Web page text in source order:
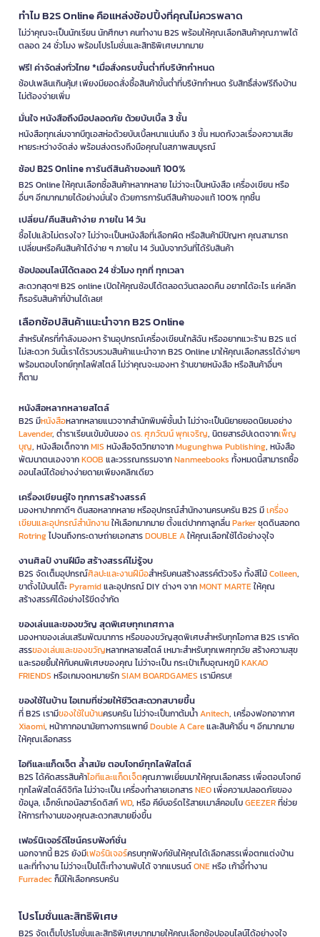
ทำไม B2S Online คือแหล่งช้อปปิ้งที่คุณไม่ควรพลาด
ไม่ว่าคุณจะเป็นนักเรียน นักศึกษา คนทำงาน B2S พร้อมให้คุณเลือกสินค้าคุณภาพได้
ตลอด 24 ชั่วโมง พร้อมโปรโมชั่นและสิทธิพิเศษมากมาย
ฟรี! ค่าจัดส่งทั่วไทย *เมื่อสั่งครบขั้นต่ำที่บริษัทกำหนด
ช้อปเพลินเกินคุ้ม! เพียงมียอดสั่งซื้อสินค้าขั้นต่ำที่บริษัทกำหนด รับสิทธิ์ส่งฟรีถึงบ้าน
ไม่ต้องจ่ายเพิ่ม
มั่นใจ หนังสือถึงมือปลอดภัย ด้วยบับเบิ้ล 3 ชั้น
หนังสือทุกเล่มจากบีทูเอสห่อด้วยบับเบิ้ลหนาแน่นถึง 3 ชั้น หมดกังวลเรื่องความเสีย
หายระหว่างจัดส่ง พร้อมส่งตรงถึงมือคุณในสภาพสมบูรณ์
ช้อป B2S Online การันตีสินค้าของแท้ 100%
B2S Online ให้คุณเลือกซื้อสินค้าหลากหลาย ไม่ว่าจะเป็นหนังสือ เครื่องเขียน หรือ
อื่นๆ อีกมากมายได้อย่างมั่นใจ ด้วยการการันตีสินค้าของแท้ 100% ทุกชิ้น
เปลี่ยน/คืนสินค้าง่าย ภายใน 14 วัน
ซื้อไปแล้วไม่ตรงใจ? ไม่ว่าจะเป็นหนังสือที่เลือกผิด หรือสินค้ามีปัญหา คุณสามารถ
เปลี่ยนหรือคืนสินค้าได้ง่าย ๆ ภายใน 14 วันนับจากวันที่ได้รับสินค้า
ช้อปออนไลน์ได้ตลอด 24 ชั่วโมง ทุกที่ ทุกเวลา
สะดวกสุดๆ! B2S online เปิดให้คุณช้อปได้ตลอดวันตลอดคืน อยากได้อะไร แค่คลิก
ก็รอรับสินค้าที่บ้านได้เลย!
เลือกช้อปสินค้าแนะนำจาก B2S Online
สำหรับใครที่กำลังมองหา ร้านอุปกรณ์เครื่องเขียนใกล้ฉัน หรืออยากแวะร้าน B2S แต่
ไม่สะดวก วันนี้เราได้รวบรวมสินค้าแนะนำจาก B2S Online มาให้คุณเลือกสรรได้ง่ายๆ
พร้อมตอบโจทย์ทุกไลฟ์สไตล์ ไม่ว่าคุณจะมองหา ร้านขายหนังสือ หรือสินค้าอื่นๆ
ก็ตาม
หนังสือหลากหลายสไตล์
B2S มีหนังสือหลากหลายแนวจากสำนักพิมพ์ชั้นนำ ไม่ว่าจะเป็นนิยายยอดนิยมอย่าง
Lavender, ตำราเรียนเข้มข้นของดร. ศุภวัฒน์ พุกเจริญ, นิตยสารอัปเดตจากเพ็ญ
บุญ, หนังสือเด็กจากMIS หนังสือจิตวิทยาจากMugunghwa Publishing, หนังสือ
พัฒนาตนเองจากKOOB และวรรณกรรมจากNanmeebooks ทั้งหมดนี้สามารถซื้อ
ออนไลน์ได้อย่างง่ายดายเพียงคลิกเดียว
เครื่องเขียนคู่ใจ ทุกการสร้างสรรค์
มองหาปากกาดีๆ ดินสอหลากหลาย หรืออุปกรณ์สำนักงานครบครัน B2S มีเครื่อง
เขียนและอุปกรณ์สำนักงานให้เลือกมากมาย ตั้งแต่ปากกาลูกลื่นParkerชุดดินสอกด
Rotringไปจนถึงกระดาษถ่ายเอกสารDOUBLE Aให้คุณเลือกใช้ได้อย่างจุใจ
งานศิลป์ งานฝีมือ สร้างสรรค์ไม่รู้จบ
B2S จัดเต็มอุปกรณ์ศิลปะและงานฝีมือสำหรับคนสร้างสรรค์ตัวจริง ทั้งสีไม้Colleen,
ขาตั้งไม้บนโต๊ะPyramidและอุปกรณ์ DIY ต่างๆ จากMONT MARTEให้คุณ
สร้างสรรค์ได้อย่างไร้ขีดจำกัด
ของเล่นและของขวัญ สุดพิเศษทุกเทศกาล
มองหาของเล่นเสริมพัฒนาการ หรือของขวัญสุดพิเศษสำหรับทุกโอกาส B2S เราคัด
สรรของเล่นและของขวัญหลากหลายสไตล์ เหมาะสำหรับทุกเพศทุกวัย สร้างความสุข
และรอยยิ้มให้กับคนพิเศษของคุณ ไม่ว่าจะเป็น กระเป๋าเก็บอุณหภูมิKAKAO
FRIENDS หรือเกมจดหมายรักSIAM BOARDGAMES เรามีครบ!
ของใช้ในบ้าน ไอเทมที่ช่วยให้ชีวิตสะดวกสบายขึ้น
ที่ B2S เรามีของใช้ในบ้านครบครัน ไม่ว่าจะเป็นกาต้มน้ำAnitech, เครื่องฟอกอากาศ
Xiaomi, หน้ากากอนามัยทางการแพทย์Double A Careและสินค้าอื่น ๆ อีกมากมาย
ให้คุณเลือกสรร
ไอทีและแก็ดเจ็ต ล้ำสมัย ตอบโจทย์ทุกไลฟ์สไตล์
B2S ได้คัดสรรสินค้าไอทีและแก็ดเจ็ตคุณภาพเยี่ยมมาให้คุณเลือกสรร เพื่อตอบโจทย์
ทุกไลฟ์สไตล์ดิจิทัล ไม่ว่าจะเป็น เครื่องทำลายเอกสารNEOเพื่อความปลอดภัยของ
ข้อมูล, เอ็กซ์เทอนัลฮาร์ดดิสก์WD, หรือ คีย์บอร์ดไร้สายเมาส์คอมโบGEEZERที่ช่วย
ให้การทำงานของคุณสะดวกสบายยิ่งขึ้น
เฟอร์นิเจอร์ดีไซน์ครบฟังก์ชั่น
นอกจากนี้ B2S ยังมีเฟอร์นิเจอร์ครบทุกฟังก์ชันให้คุณได้เลือกสรรเพื่อตกแต่งบ้าน
และที่ทำงาน ไม่ว่าจะเป็นโต๊ะทำงานพับได้ จากแบรนด์ONEหรือ เก้าอี้ทำงาน
Furradecก็มีให้เลือกครบครัน
โปรโมชั่นและสิทธิพิเศษ
B2S จัดเต็มโปรโมชั่นและสิทธิพิเศษมากมายให้คุณเลือกช้อปออนไลน์ได้อย่างจุใจ